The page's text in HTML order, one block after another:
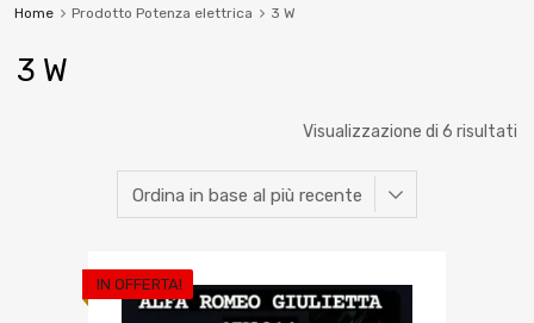
Home Prodotto Potenza elettrica 3 W
3 W
Visualizzazione di 6 risultati
IN OFFERTA!